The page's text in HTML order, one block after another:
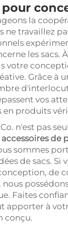
la
ne travaillez
les sacs.
votre
Grâce à
vos
en produits
n'est pas
accessoires de
sommes
de sacs.
de
Faites
apporter à
conçu.